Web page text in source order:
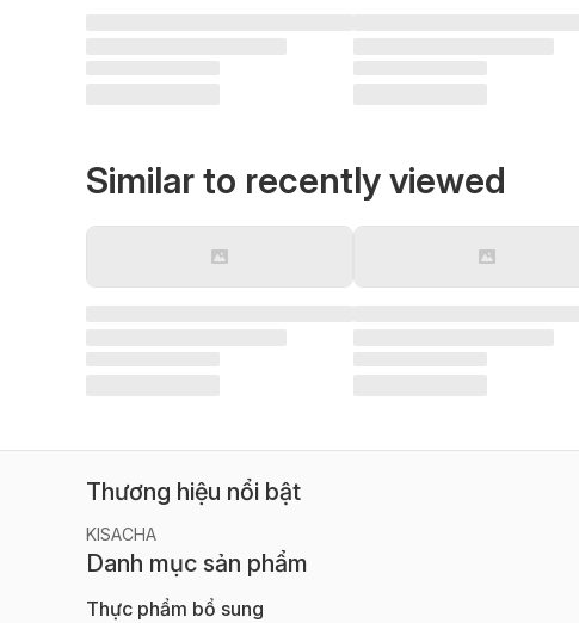
Similar to recently viewed
Thương hiệu nổi bật
KISACHA
Danh mục sản phẩm
Thực phẩm bổ sung